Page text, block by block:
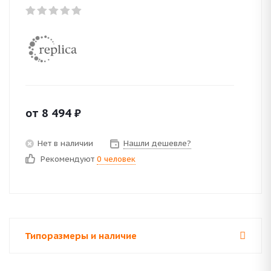
от 8 494 ₽
Нет в наличии
Нашли дешевле?
Рекомендуют 0 человек
Типоразмеры и наличие